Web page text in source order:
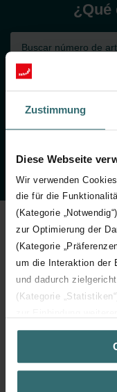
Zustimmung
Diese Webseite
Wir verwenden
die für die
(Kategorie „Notwendig“)
zur Optimierung der
(Kategorie
um die Interaktion der
und dadurch
(Kategorie
(Kategorie „Marketing“)
Über „Details zeigen“
Sie weitere
¿Qué
Últimas